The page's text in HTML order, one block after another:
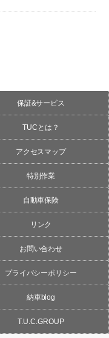
保証&サービス
TUCとは？
アクセスマップ
特別作業
自動車保険
リンク
お問い合わせ
プライバシーポリシー
納車blog
T.U.C.GROUP